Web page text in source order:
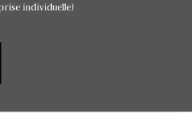
individuelle)